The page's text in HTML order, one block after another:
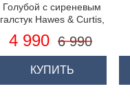
Голубой с сиреневым
галстук Hawes & Curtis,
узором - 100% Шёлк
4 990 6 990
КУПИТЬ